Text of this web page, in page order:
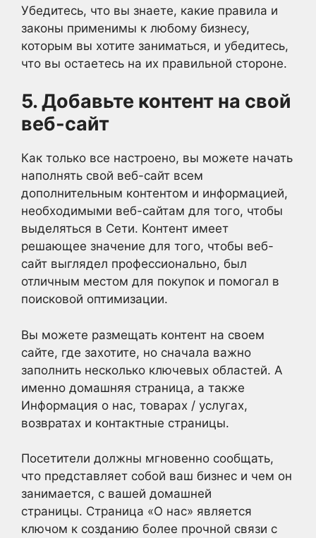
Убедитесь, что вы знаете, какие правила и
законы применимы к любому бизнесу,
которым вы хотите заниматься, и убедитесь,
что вы остаетесь на их правильной стороне.
5. Добавьте контент на свой
веб-сайт
Как только все настроено, вы можете начать
наполнять свой веб-сайт всем
дополнительным контентом и информацией,
необходимыми веб-сайтам для того, чтобы
выделяться в Сети. Контент имеет
решающее значение для того, чтобы веб-
сайт выглядел профессионально, был
отличным местом для покупок и помогал в
поисковой оптимизации.
Вы можете размещать контент на своем
сайте, где захотите, но сначала важно
заполнить несколько ключевых областей. А
именно домашняя страница, а также
Информация о нас, товарах / услугах,
возвратах и контактные страницы.
Посетители должны мгновенно сообщать,
что представляет собой ваш бизнес и чем он
занимается, с вашей домашней
страницы. Страница «О нас» является
ключом к созданию более прочной связи с